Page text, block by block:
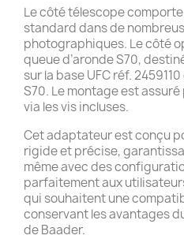
Le côté télescope
standard dans de
photographiques. Le côté
queue d’aronde S70,
sur la base UFC réf.
S70. Le montage est
via les vis incluses.
Cet adaptateur est conçu
rigide et précise,
même avec des
parfaitement aux
qui souhaitent une
conservant les avantages
de Baader.